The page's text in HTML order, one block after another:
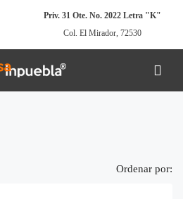
Priv. 31 Ote. No. 2022 Letra "K"
Col. El Mirador, 72530
Ordenar por: